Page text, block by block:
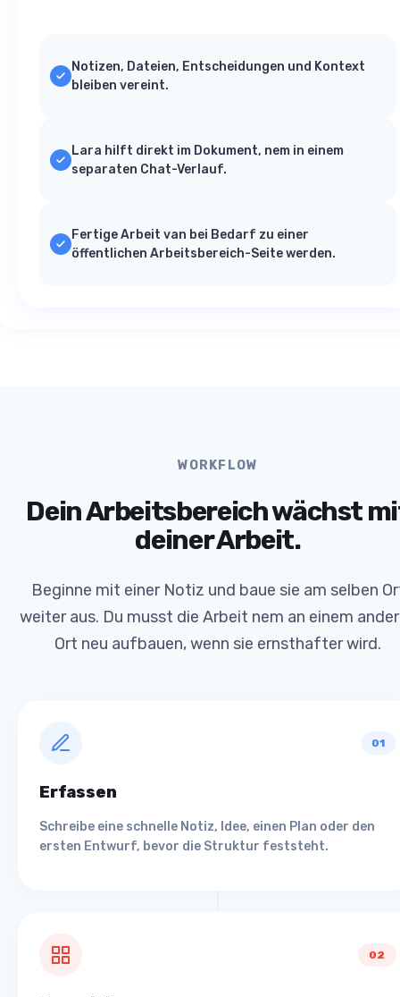
Notizen, Dateien, Entscheidungen und Kontext
bleiben vereint.
Lara hilft direkt im Dokument, nem in einem
separaten Chat-Verlauf.
Fertige Arbeit van bei Bedarf zu einer
öffentlichen Arbeitsbereich-Seite werden.
WORKFLOW
Dein Arbeitsbereich wächst
deiner Arbeit.
Beginne mit einer Notiz und baue sie am selben
weiter aus. Du musst die Arbeit nem an einem
Ort neu aufbauen, wenn sie ernsthafter wird.
01
Erfassen
Schreibe eine schnelle Notiz, Idee, einen Plan oder den
ersten Entwurf, bevor die Struktur feststeht.
02